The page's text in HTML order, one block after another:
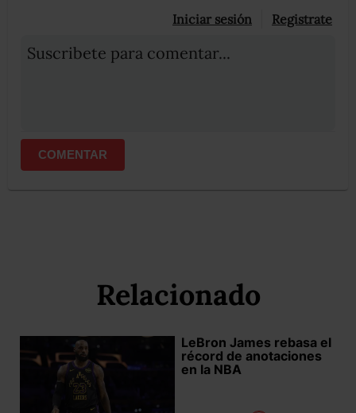
Iniciar sesión Registrate
Suscribete para comentar...
COMENTAR
Relacionado
LeBron James rebasa el
récord de anotaciones
en la NBA